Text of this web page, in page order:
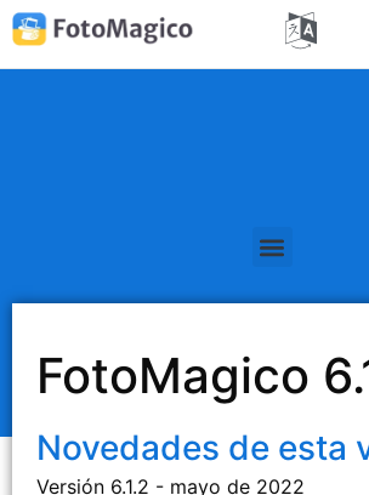
FotoMagico
Novedades de esta
Versión 6.1.2 - mayo de 2022